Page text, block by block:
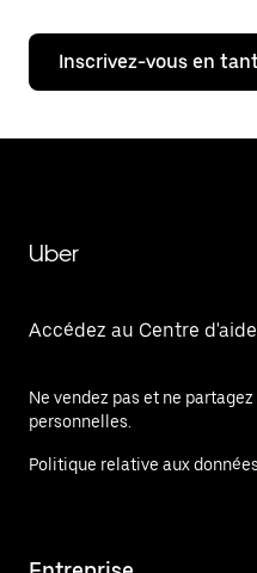
Inscrivez-vous en
Uber
Accédez au Centre d'aide
Ne vendez pas et ne
personnelles.
Politique relative aux